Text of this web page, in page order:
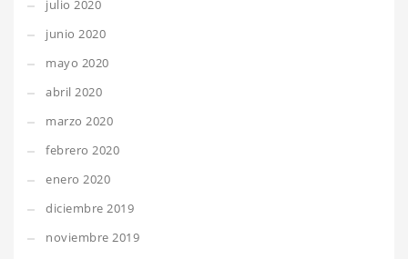
julio 2020
junio 2020
mayo 2020
abril 2020
marzo 2020
febrero 2020
enero 2020
diciembre 2019
noviembre 2019